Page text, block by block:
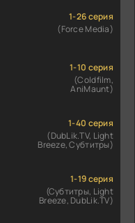
1-26 серия
(Force Media)
1-10 серия
(Coldfilm,
AniMaunt)
1-40 серия
(DubLik.TV, Light
Breeze, Субтитры)
1-19 серия
(Субтитры, Light
Breeze, DubLik.TV)